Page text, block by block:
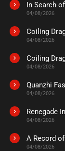
In Search
04/08/2026
Coiling
04/08/2026
Coiling
04/08/2026
Quanzhi
04/08/2026
Renegade
04/08/2026
04/08/2026